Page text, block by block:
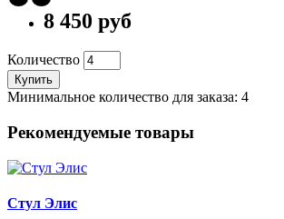
8 450 pуб
Количество
Купить
Минимальное количество для заказа: 4
Рекомендуемые товары
Стул Элис